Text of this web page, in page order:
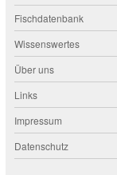
Fischdatenbank
Wissenswertes
Über uns
Links
Impressum
Datenschutz